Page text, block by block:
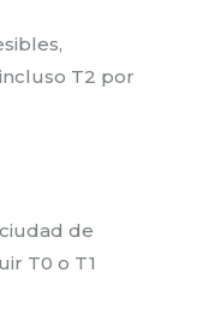
T2 por
de
T0 o T1